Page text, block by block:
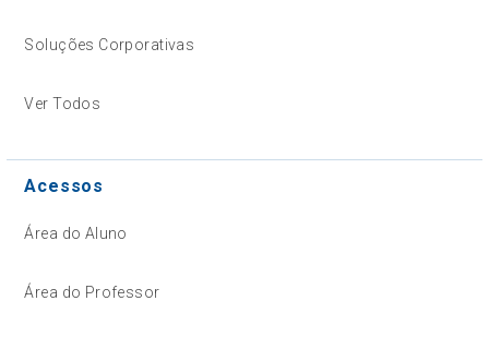
Soluções Corporativas
Ver Todos
Acessos
Área do Aluno
Área do Professor